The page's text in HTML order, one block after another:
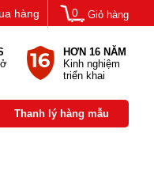
Giỏ hàng
0
hàng
HƠN 16 NĂM
Kinh nghiệm
triển khai
Thanh lý hàng mẫu